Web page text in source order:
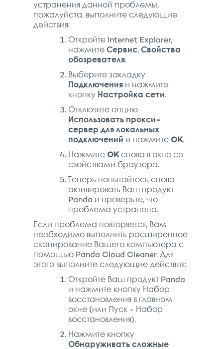
устранения данной проблемы,
пожалуйста, выполните следующие
действия:
Откройте Internet Explorer,
нажмитеСервис,Свойства
обозревателя.
Выберите закладку
Подключения и нажмите
кнопку Настройка сети.
Отключите опцию
Использовать прокси-
сервер для локальных
подключений и нажмите OK.
Нажмите OKснова в окне со
свойствами браузера.
Теперь попытайтесь снова
активировать Ваш продукт
Panda и проверьте, что
проблема устранена.
Если проблема повторяется, Вам
необходимо выполнить расширенное
сканирование Вашего компьютера с
помощью Panda Cloud Cleaner. Для
этого выполните следующие действия:
Откройте Ваш продукт Panda
и нажмите кнопку Набор
восстановления в главном
окне (или Пуск - Набор
восстановления).
Нажмите кнопку
Обнаруживать сложные